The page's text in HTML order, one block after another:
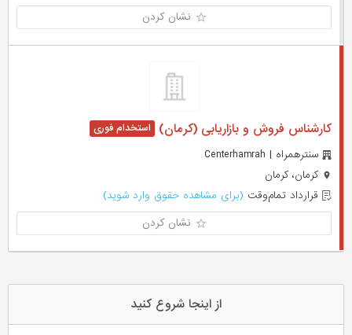
نشان کردن
کارشناس فروش و بازاریابی (کرمان)
سنترهمراه | Centerhamrah
کرمان، کرمان
قرارداد تمام‌وقت (برای مشاهده حقوق وارد شوید)
نشان کردن
از اینجا شروع کنید